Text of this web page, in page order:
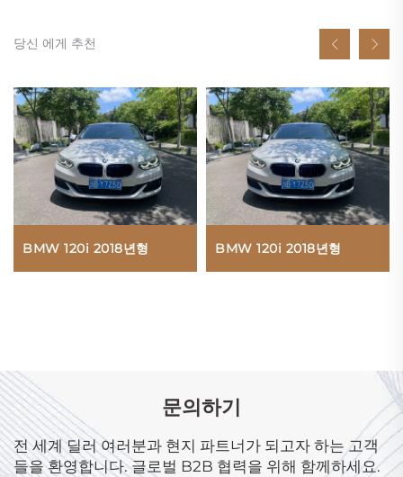
당신 에게 추천
BMW 120i 2018년형 BMW 120i 2018년형
문의하기
전 세계 딜러 여러분과 현지 파트너가 되고자 하는 고객
들을 환영합니다. 글로벌 B2B 협력을 위해 함께하세요.